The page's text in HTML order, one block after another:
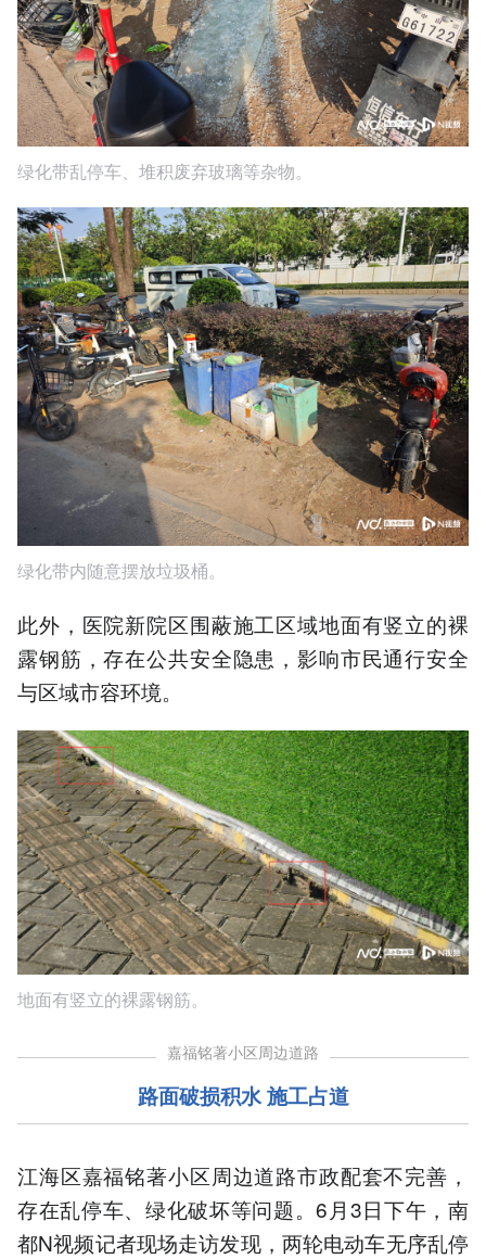
绿化带乱停车、堆积废弃玻璃等杂物。
绿化带内随意摆放垃圾桶。
此外，医院新院区围蔽施工区域地面有竖立的裸
露钢筋，存在公共安全隐患，影响市民通行安全
与区域市容环境。
地面有竖立的裸露钢筋。
嘉福铭著小区周边道路
路面破损积水 施工占道
江海区嘉福铭著小区周边道路市政配套不完善，
存在乱停车、绿化破坏等问题。6月3日下午，南
都N视频记者现场走访发现，两轮电动车无序乱停